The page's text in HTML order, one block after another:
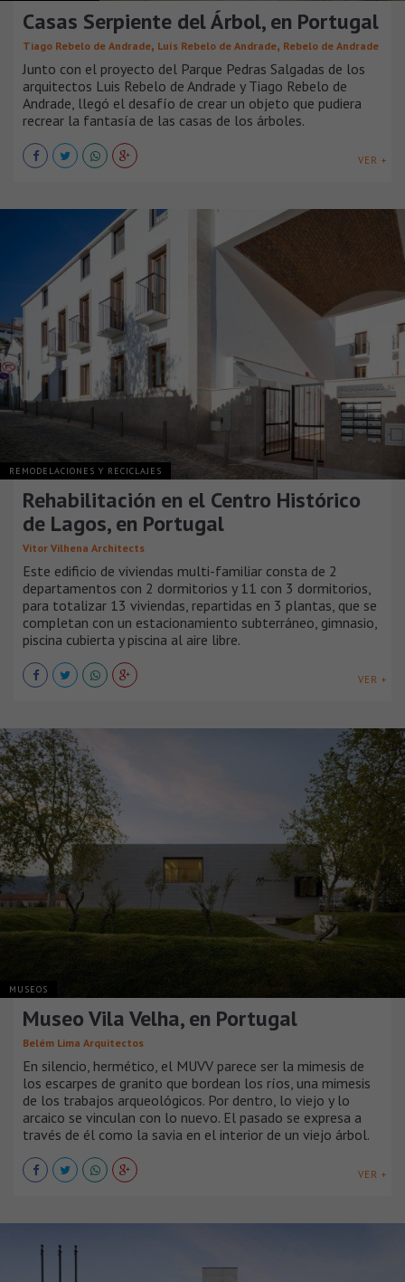
Casas Serpiente del Árbol, en Portugal
Tiago Rebelo de Andrade, Luís Rebelo de Andrade, Rebelo de Andrade
Junto con el proyecto del Parque Pedras Salgadas de los
arquitectos Luis Rebelo de Andrade y Tiago Rebelo de
Andrade, llegó el desafío de crear un objeto que pudiera
recrear la fantasía de las casas de los árboles.
VER +
REMODELACIONES Y RECICLAJES
Rehabilitación en el Centro Histórico
de Lagos, en Portugal
Vitor Vilhena Architects
Este edificio de viviendas multi-familiar consta de 2
departamentos con 2 dormitorios y 11 con 3 dormitorios,
para totalizar 13 viviendas, repartidas en 3 plantas, que se
completan con un estacionamiento subterráneo, gimnasio,
piscina cubierta y piscina al aire libre.
VER +
MUSEOS
Museo Vila Velha, en Portugal
Belém Lima Arquitectos
En silencio, hermético, el MUVV parece ser la mimesis de
los escarpes de granito que bordean los ríos, una mimesis
de los trabajos arqueológicos. Por dentro, lo viejo y lo
arcaico se vinculan con lo nuevo. El pasado se expresa a
través de él como la savia en el interior de un viejo árbol.
VER +